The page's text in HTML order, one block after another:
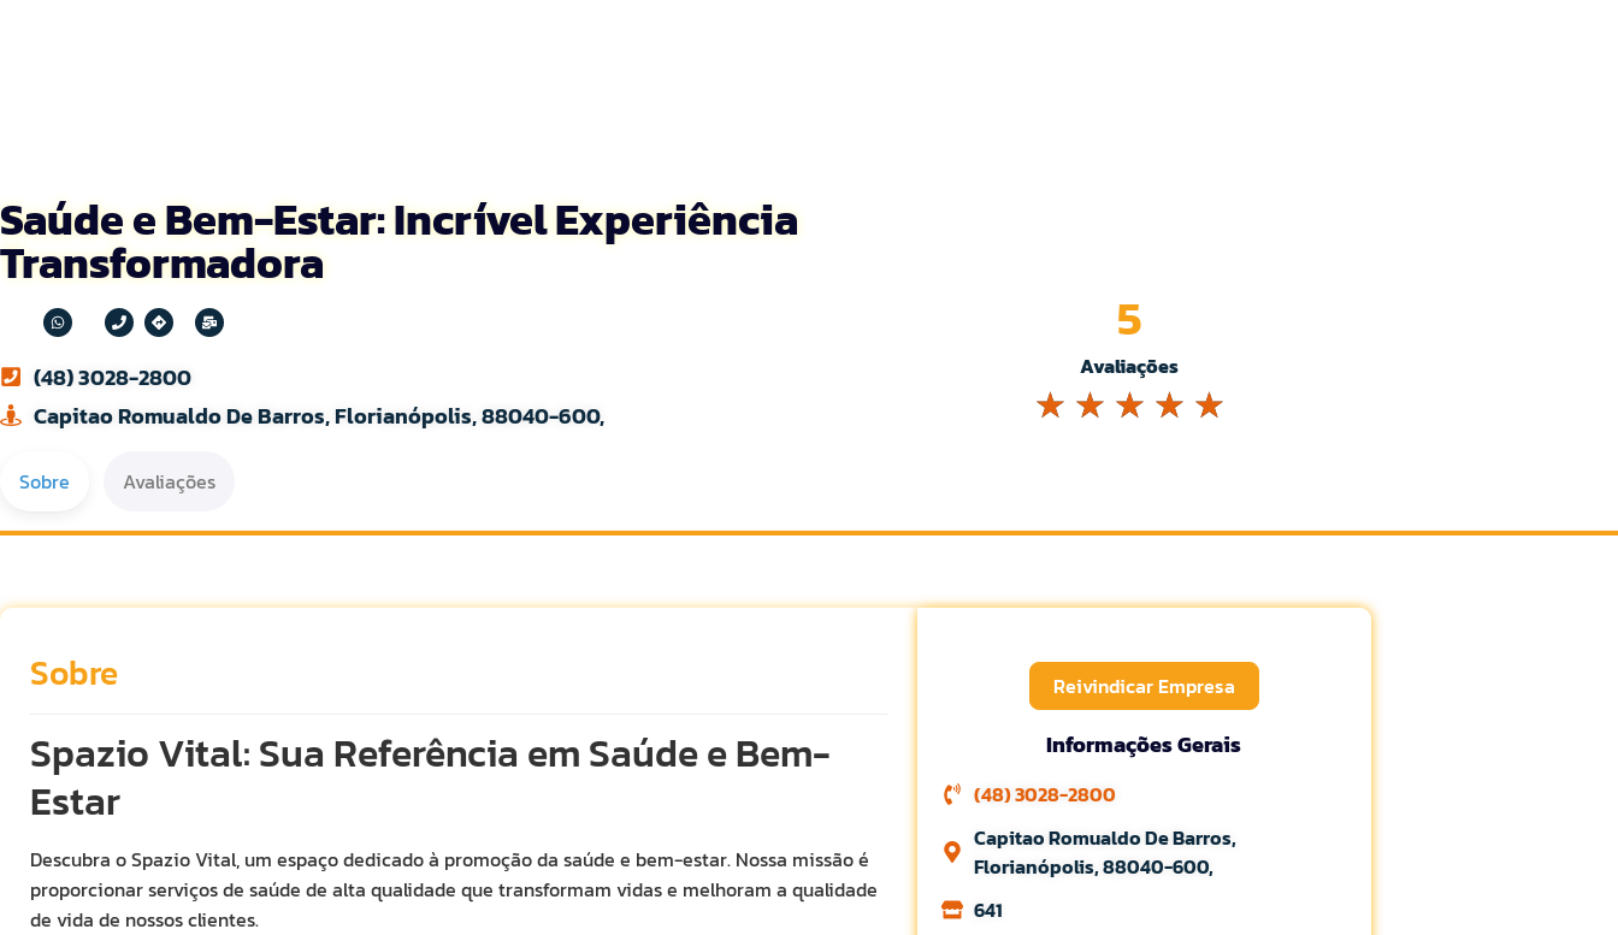
Saúde e Bem-Estar: Incrível Experiência
Transformadora
(48) 3028-2800
Capitao Romualdo De Barros, Florianópolis, 88040-600,
Avaliações
5
☆ ☆ ☆ ☆ ☆
Sobre Avaliações
Sobre
Spazio Vital: Sua Referência em Saúde e Bem-
Estar
Descubra o Spazio Vital, um espaço dedicado à promoção da saúde e bem-estar. Nossa missão é
proporcionar serviços de saúde de alta qualidade que transformam vidas e melhoram a qualidade
de vida de nossos clientes.
Reivindicar Empresa
Informações Gerais
(48) 3028-2800
Capitao Romualdo De Barros,
Florianópolis, 88040-600,
641